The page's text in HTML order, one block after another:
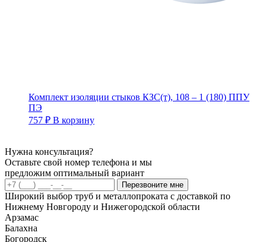
Комплект изоляции стыков КЗС(т), 108 – 1 (180) ППУ
ПЭ
757 ₽ В корзину
Нужна консультация?
Оставьте свой номер телефона и мы
предложим оптимальный вариант
Перезвоните мне
Широкий выбор труб и металлопроката с доставкой по
Нижнему Новгороду и Нижегородской области
Арзамас
Балахна
Богородск